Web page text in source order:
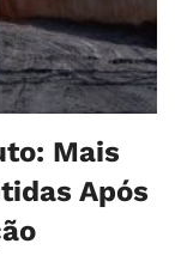
Mais
Após